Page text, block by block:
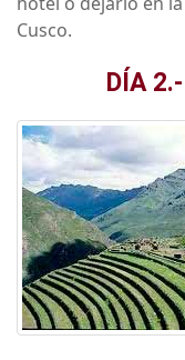
Cusco.
DÍA